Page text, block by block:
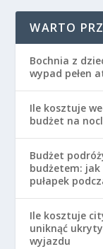
WARTO
Bochnia z
wypad pełen
Ile kosztuje
budżet na
Budżet
budżetem: jak
pułapek
Ile kosztuje
uniknąć
wyjazdu